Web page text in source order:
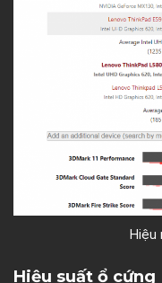
Hiệu
Hiệu suất ổ cứng